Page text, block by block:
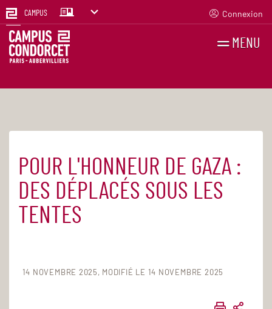
CAMPUS Connexion
MENU
Accueil Agenda
POUR L'HONNEUR DE GAZA :
DES DÉPLACÉS SOUS LES
TENTES
14 NOVEMBRE 2025 MODIFIÉ LE 14 NOVEMBRE 2025